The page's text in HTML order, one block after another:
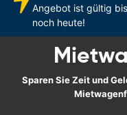
Angebot ist gültig
noch heute!
Sparen Sie Zeit und